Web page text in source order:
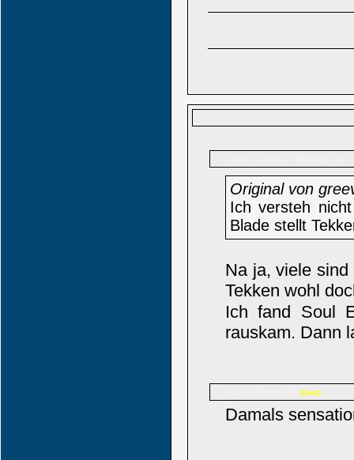
Original von
Ich versteh
Blade stellt
Na ja, viele
Tekken wohl
Ich fand Soul
rauskam. Dann
(Gast)
Damals